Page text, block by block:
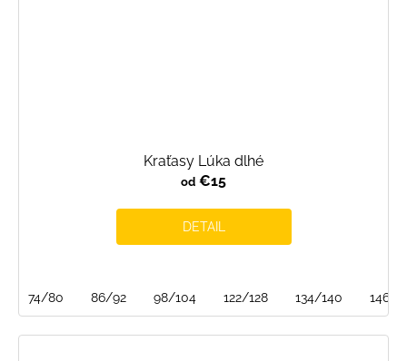
Kraťasy Lúka dlhé
od €15
DETAIL
74/80 86/92 98/104 122/128 134/140 146/